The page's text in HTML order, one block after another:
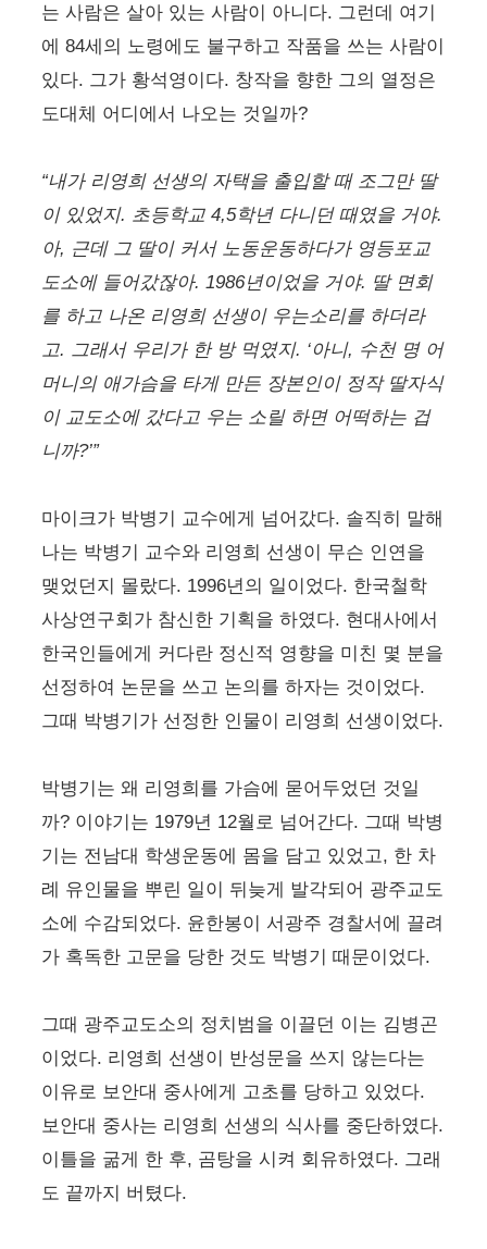
는 사람은 살아 있는 사람이 아니다. 그런데 여기
에 84세의 노령에도 불구하고 작품을 쓰는 사람이
있다. 그가 황석영이다. 창작을 향한 그의 열정은
도대체 어디에서 나오는 것일까?
“내가 리영희 선생의 자택을 출입할 때 조그만 딸
이 있었지. 초등학교 4,5학년 다니던 때였을 거야.
아, 근데 그 딸이 커서 노동운동하다가 영등포교
도소에 들어갔잖아. 1986년이었을 거야. 딸 면회
를 하고 나온 리영희 선생이 우는소리를 하더라
고. 그래서 우리가 한 방 먹였지. ‘아니, 수천 명 어
머니의 애가슴을 타게 만든 장본인이 정작 딸자식
이 교도소에 갔다고 우는 소릴 하면 어떡하는 겁
니까?’”
마이크가 박병기 교수에게 넘어갔다. 솔직히 말해
나는 박병기 교수와 리영희 선생이 무슨 인연을
맺었던지 몰랐다. 1996년의 일이었다. 한국철학
사상연구회가 참신한 기획을 하였다. 현대사에서
한국인들에게 커다란 정신적 영향을 미친 몇 분을
선정하여 논문을 쓰고 논의를 하자는 것이었다.
그때 박병기가 선정한 인물이 리영희 선생이었다.
박병기는 왜 리영희를 가슴에 묻어두었던 것일
까? 이야기는 1979년 12월로 넘어간다. 그때 박병
기는 전남대 학생운동에 몸을 담고 있었고, 한 차
례 유인물을 뿌린 일이 뒤늦게 발각되어 광주교도
소에 수감되었다. 윤한봉이 서광주 경찰서에 끌려
가 혹독한 고문을 당한 것도 박병기 때문이었다.
그때 광주교도소의 정치범을 이끌던 이는 김병곤
이었다. 리영희 선생이 반성문을 쓰지 않는다는
이유로 보안대 중사에게 고초를 당하고 있었다.
보안대 중사는 리영희 선생의 식사를 중단하였다.
이틀을 굶게 한 후, 곰탕을 시켜 회유하였다. 그래
도 끝까지 버텼다.